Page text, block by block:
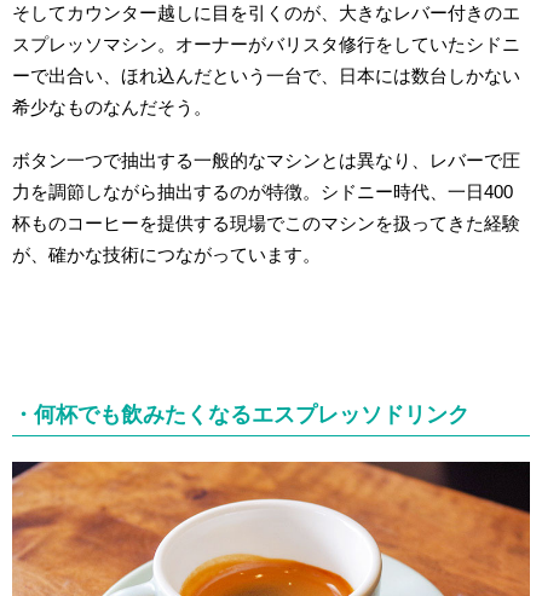
そしてカウンター越しに目を引くのが、大きなレバー付きのエ
スプレッソマシン。オーナーがバリスタ修行をしていたシドニ
ーで出合い、ほれ込んだという一台で、日本には数台しかない
希少なものなんだそう。
ボタン一つで抽出する一般的なマシンとは異なり、レバーで圧
力を調節しながら抽出するのが特徴。シドニー時代、一日400
杯ものコーヒーを提供する現場でこのマシンを扱ってきた経験
が、確かな技術につながっています。
・何杯でも飲みたくなるエスプレッソドリンク